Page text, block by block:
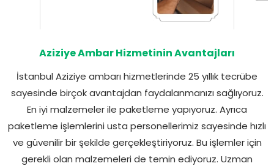
Aziziye Ambar Hizmetinin Avantajları
İstanbul Aziziye ambarı hizmetlerinde 25 yıllık tecrübe
sayesinde birçok avantajdan faydalanmanızı sağlıyoruz.
En iyi malzemeler ile paketleme yapıyoruz. Ayrıca
paketleme işlemlerini usta personellerimiz sayesinde hızlı
ve güvenilir bir şekilde gerçekleştiriyoruz. Bu işlemler için
gerekli olan malzemeleri de temin ediyoruz. Uzman